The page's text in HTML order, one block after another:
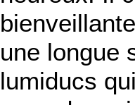
une longue
lumiducs